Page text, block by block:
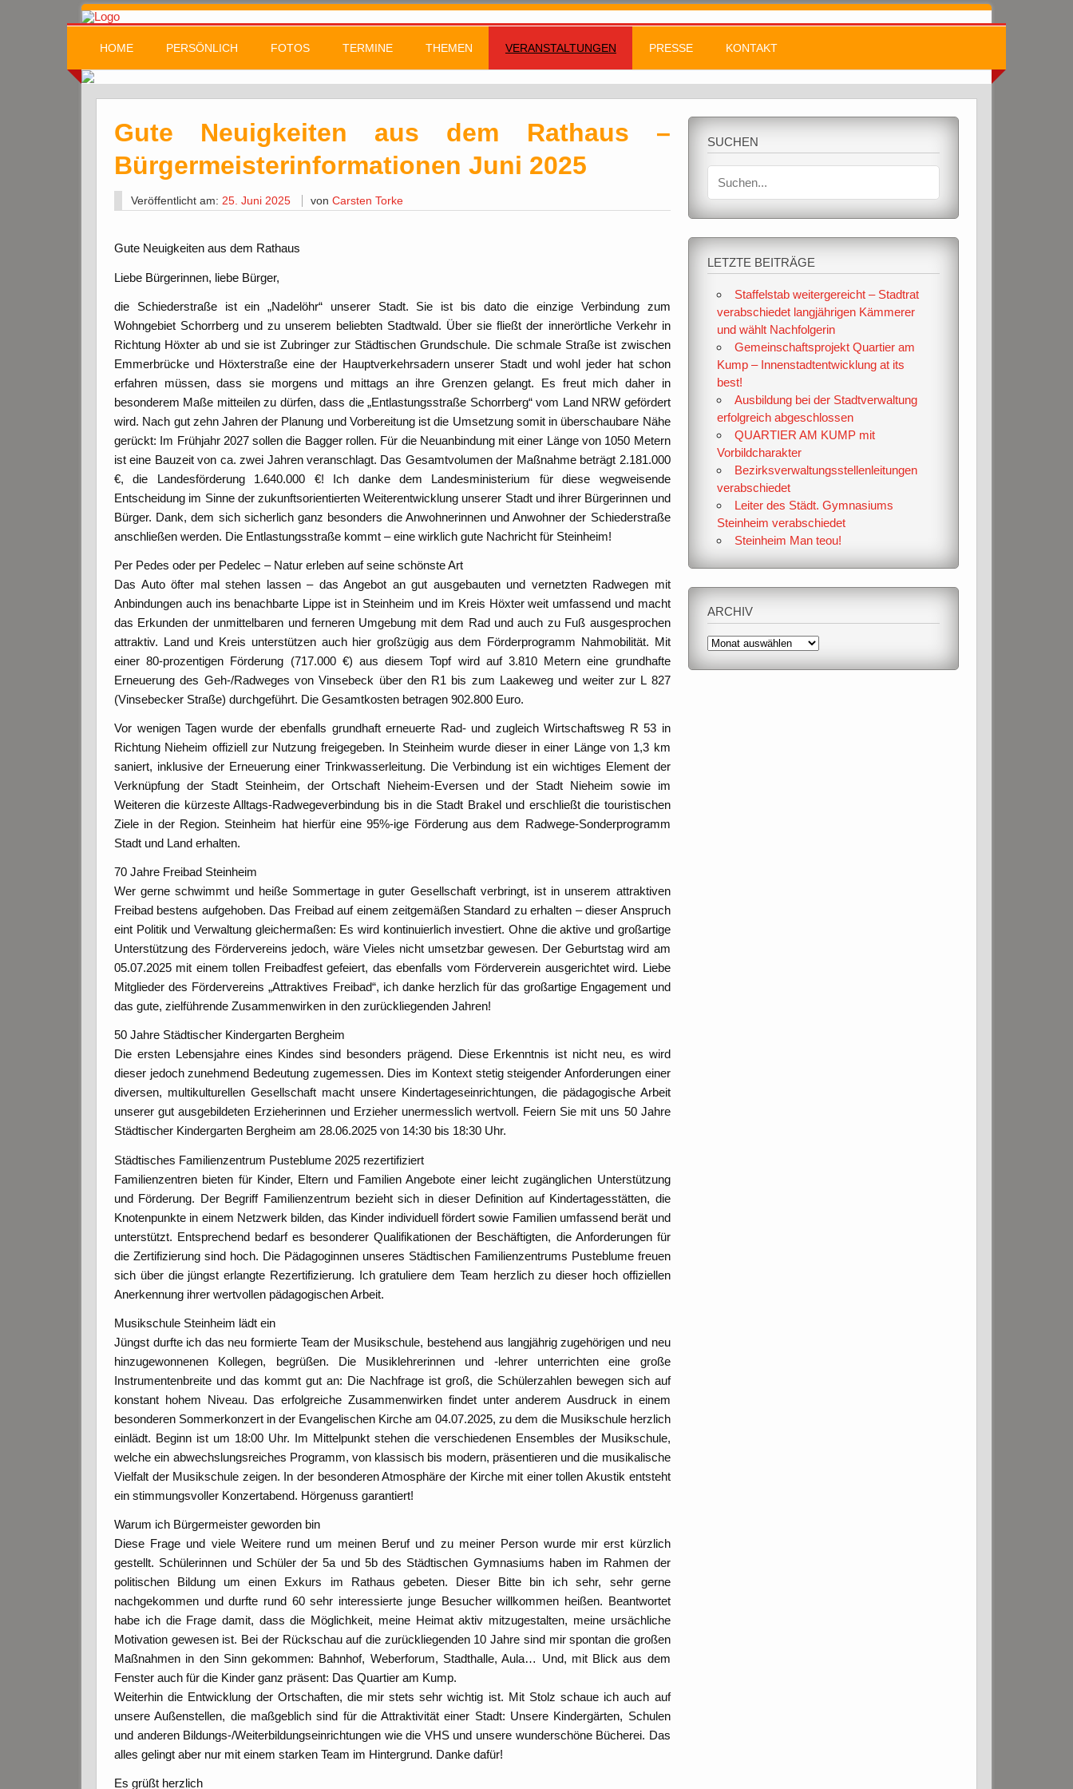
HOME PERSÖNLICH FOTOS TERMINE THEMEN VERANSTALTUNGEN PRESSE KONTAKT
Gute Neuigkeiten aus dem Rathaus –
Bürgermeisterinformationen Juni 2025
Veröffentlicht am: 25. Juni 2025 vonCarsten Torke
Gute Neuigkeiten aus dem Rathaus
Liebe Bürgerinnen, liebe Bürger,
die Schiederstraße ist ein „Nadelöhr“ unserer Stadt. Sie ist bis dato die einzige Verbindung zum
Wohngebiet Schorrberg und zu unserem beliebten Stadtwald. Über sie fließt der innerörtliche Verkehr in
Richtung Höxter ab und sie ist Zubringer zur Städtischen Grundschule. Die schmale Straße ist zwischen
Emmerbrücke und Höxterstraße eine der Hauptverkehrsadern unserer Stadt und wohl jeder hat schon
erfahren müssen, dass sie morgens und mittags an ihre Grenzen gelangt. Es freut mich daher in
besonderem Maße mitteilen zu dürfen, dass die „Entlastungsstraße Schorrberg“ vom Land NRW gefördert
wird. Nach gut zehn Jahren der Planung und Vorbereitung ist die Umsetzung somit in überschaubare Nähe
gerückt: Im Frühjahr 2027 sollen die Bagger rollen. Für die Neuanbindung mit einer Länge von 1050 Metern
ist eine Bauzeit von ca. zwei Jahren veranschlagt. Das Gesamtvolumen der Maßnahme beträgt 2.181.000
€, die Landesförderung 1.640.000 €! Ich danke dem Landesministerium für diese wegweisende
Entscheidung im Sinne der zukunftsorientierten Weiterentwicklung unserer Stadt und ihrer Bürgerinnen und
Bürger. Dank, dem sich sicherlich ganz besonders die Anwohnerinnen und Anwohner der Schiederstraße
anschließen werden. Die Entlastungsstraße kommt – eine wirklich gute Nachricht für Steinheim!
Per Pedes oder per Pedelec – Natur erleben auf seine schönste Art
Das Auto öfter mal stehen lassen – das Angebot an gut ausgebauten und vernetzten Radwegen mit
Anbindungen auch ins benachbarte Lippe ist in Steinheim und im Kreis Höxter weit umfassend und macht
das Erkunden der unmittelbaren und ferneren Umgebung mit dem Rad und auch zu Fuß ausgesprochen
attraktiv. Land und Kreis unterstützen auch hier großzügig aus dem Förderprogramm Nahmobilität. Mit
einer 80-prozentigen Förderung (717.000 €) aus diesem Topf wird auf 3.810 Metern eine grundhafte
Erneuerung des Geh-/Radweges von Vinsebeck über den R1 bis zum Laakeweg und weiter zur L 827
(Vinsebecker Straße) durchgeführt. Die Gesamtkosten betragen 902.800 Euro.
Vor wenigen Tagen wurde der ebenfalls grundhaft erneuerte Rad- und zugleich Wirtschaftsweg R 53 in
Richtung Nieheim offiziell zur Nutzung freigegeben. In Steinheim wurde dieser in einer Länge von 1,3 km
saniert, inklusive der Erneuerung einer Trinkwasserleitung. Die Verbindung ist ein wichtiges Element der
Verknüpfung der Stadt Steinheim, der Ortschaft Nieheim-Eversen und der Stadt Nieheim sowie im
Weiteren die kürzeste Alltags-Radwegeverbindung bis in die Stadt Brakel und erschließt die touristischen
Ziele in der Region. Steinheim hat hierfür eine 95%-ige Förderung aus dem Radwege-Sonderprogramm
Stadt und Land erhalten.
70 Jahre Freibad Steinheim
Wer gerne schwimmt und heiße Sommertage in guter Gesellschaft verbringt, ist in unserem attraktiven
Freibad bestens aufgehoben. Das Freibad auf einem zeitgemäßen Standard zu erhalten – dieser Anspruch
eint Politik und Verwaltung gleichermaßen: Es wird kontinuierlich investiert. Ohne die aktive und großartige
Unterstützung des Fördervereins jedoch, wäre Vieles nicht umsetzbar gewesen. Der Geburtstag wird am
05.07.2025 mit einem tollen Freibadfest gefeiert, das ebenfalls vom Förderverein ausgerichtet wird. Liebe
Mitglieder des Fördervereins „Attraktives Freibad“, ich danke herzlich für das großartige Engagement und
das gute, zielführende Zusammenwirken in den zurückliegenden Jahren!
50 Jahre Städtischer Kindergarten Bergheim
Die ersten Lebensjahre eines Kindes sind besonders prägend. Diese Erkenntnis ist nicht neu, es wird
dieser jedoch zunehmend Bedeutung zugemessen. Dies im Kontext stetig steigender Anforderungen einer
diversen, multikulturellen Gesellschaft macht unsere Kindertageseinrichtungen, die pädagogische Arbeit
unserer gut ausgebildeten Erzieherinnen und Erzieher unermesslich wertvoll. Feiern Sie mit uns 50 Jahre
Städtischer Kindergarten Bergheim am 28.06.2025 von 14:30 bis 18:30 Uhr.
Städtisches Familienzentrum Pusteblume 2025 rezertifiziert
Familienzentren bieten für Kinder, Eltern und Familien Angebote einer leicht zugänglichen Unterstützung
und Förderung. Der Begriff Familienzentrum bezieht sich in dieser Definition auf Kindertagesstätten, die
Knotenpunkte in einem Netzwerk bilden, das Kinder individuell fördert sowie Familien umfassend berät und
unterstützt. Entsprechend bedarf es besonderer Qualifikationen der Beschäftigten, die Anforderungen für
die Zertifizierung sind hoch. Die Pädagoginnen unseres Städtischen Familienzentrums Pusteblume freuen
sich über die jüngst erlangte Rezertifizierung. Ich gratuliere dem Team herzlich zu dieser hoch offiziellen
Anerkennung ihrer wertvollen pädagogischen Arbeit.
Musikschule Steinheim lädt ein
Jüngst durfte ich das neu formierte Team der Musikschule, bestehend aus langjährig zugehörigen und neu
hinzugewonnenen Kollegen, begrüßen. Die Musiklehrerinnen und -lehrer unterrichten eine große
Instrumentenbreite und das kommt gut an: Die Nachfrage ist groß, die Schülerzahlen bewegen sich auf
konstant hohem Niveau. Das erfolgreiche Zusammenwirken findet unter anderem Ausdruck in einem
besonderen Sommerkonzert in der Evangelischen Kirche am 04.07.2025, zu dem die Musikschule herzlich
einlädt. Beginn ist um 18:00 Uhr. Im Mittelpunkt stehen die verschiedenen Ensembles der Musikschule,
welche ein abwechslungsreiches Programm, von klassisch bis modern, präsentieren und die musikalische
Vielfalt der Musikschule zeigen. In der besonderen Atmosphäre der Kirche mit einer tollen Akustik entsteht
ein stimmungsvoller Konzertabend. Hörgenuss garantiert!
Warum ich Bürgermeister geworden bin
Diese Frage und viele Weitere rund um meinen Beruf und zu meiner Person wurde mir erst kürzlich
gestellt. Schülerinnen und Schüler der 5a und 5b des Städtischen Gymnasiums haben im Rahmen der
politischen Bildung um einen Exkurs im Rathaus gebeten. Dieser Bitte bin ich sehr, sehr gerne
nachgekommen und durfte rund 60 sehr interessierte junge Besucher willkommen heißen. Beantwortet
habe ich die Frage damit, dass die Möglichkeit, meine Heimat aktiv mitzugestalten, meine ursächliche
Motivation gewesen ist. Bei der Rückschau auf die zurückliegenden 10 Jahre sind mir spontan die großen
Maßnahmen in den Sinn gekommen: Bahnhof, Weberforum, Stadthalle, Aula… Und, mit Blick aus dem
Fenster auch für die Kinder ganz präsent: Das Quartier am Kump.
Weiterhin die Entwicklung der Ortschaften, die mir stets sehr wichtig ist. Mit Stolz schaue ich auch auf
unsere Außenstellen, die maßgeblich sind für die Attraktivität einer Stadt: Unsere Kindergärten, Schulen
und anderen Bildungs-/Weiterbildungseinrichtungen wie die VHS und unsere wunderschöne Bücherei. Das
alles gelingt aber nur mit einem starken Team im Hintergrund. Danke dafür!
Es grüßt herzlich
SUCHEN
LETZTE BEITRÄGE
Staffelstab weitergereicht – Stadtrat
verabschiedet langjährigen Kämmerer
und wählt Nachfolgerin
Gemeinschaftsprojekt Quartier am
Kump – Innenstadtentwicklung at its
best!
Ausbildung bei der Stadtverwaltung
erfolgreich abgeschlossen
QUARTIER AM KUMP mit
Vorbildcharakter
Bezirksverwaltungsstellenleitungen
verabschiedet
Leiter des Städt. Gymnasiums
Steinheim verabschiedet
Steinheim Man teou!
ARCHIV
Archiv